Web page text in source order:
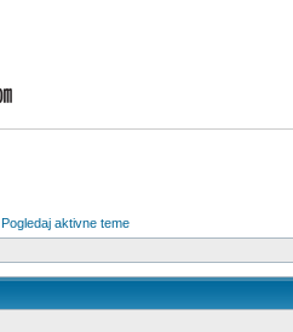
Pogledaj aktivne teme